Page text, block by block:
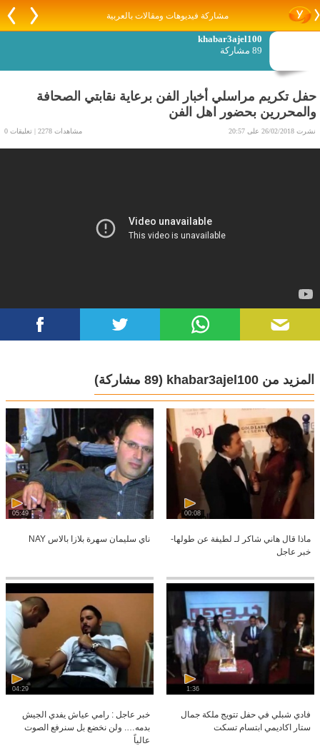
مشاركة فيديوهات ومقالات بالعربية
khabar3ajel100
89 مشاركة
حفل تكريم مراسلي أخبار الفن برعاية نقابتي الصحافة
والمحررين بحضور اهل الفن
نشرت 26/02/2018 على 20:57 مشاهدات 2278 | تعليقات 0
المزيد من khabar3ajel100 (89 مشاركة)
00:08
ماذا قال هاني شاكر لـ لطيفة عن طولها-
خبر عاجل
05:49
ناي سليمان سهرة بلازا بالاس NAY
1:36
فادي شبلي في حفل تتويج ملكة جمال
ستار اكاديمي ابتسام تسكت
04:29
خبر عاجل : رامي عياش يفدي الجيش
بدمه…. ولن نخضع بل سنرفع الصوت
عالياً